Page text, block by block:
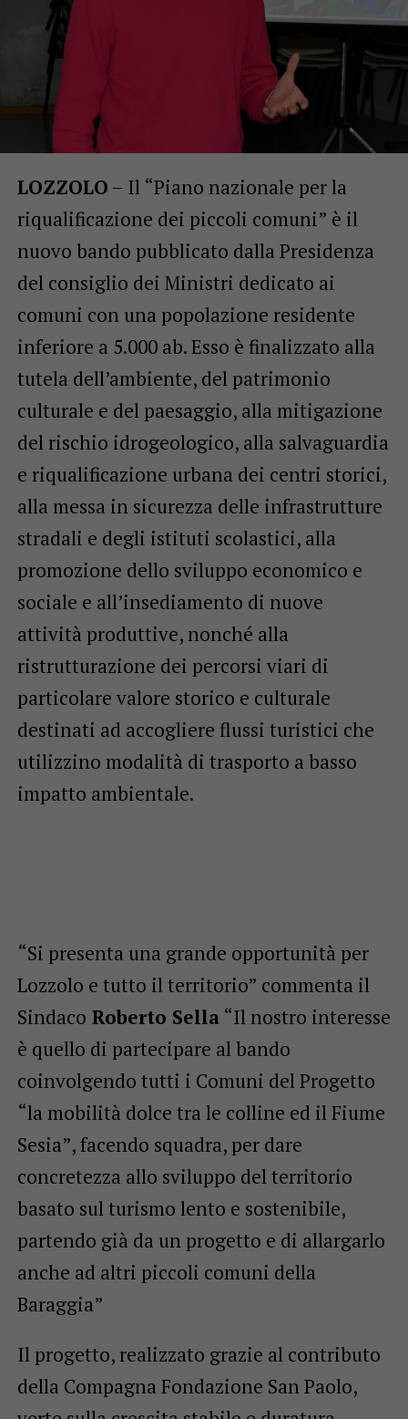
LOZZOLO – Il “Piano nazionale per la
riqualificazione dei piccoli comuni” è il
nuovo bando pubblicato dalla Presidenza
del consiglio dei Ministri dedicato ai
comuni con una popolazione residente
inferiore a 5.000 ab. Esso è finalizzato alla
tutela dell’ambiente, del patrimonio
culturale e del paesaggio, alla mitigazione
del rischio idrogeologico, alla salvaguardia
e riqualificazione urbana dei centri storici,
alla messa in sicurezza delle infrastrutture
stradali e degli istituti scolastici, alla
promozione dello sviluppo economico e
sociale e all’insediamento di nuove
attività produttive, nonché alla
ristrutturazione dei percorsi viari di
particolare valore storico e culturale
destinati ad accogliere flussi turistici che
utilizzino modalità di trasporto a basso
impatto ambientale.
“Si presenta una grande opportunità per
Lozzolo e tutto il territorio” commenta il
Sindaco Roberto Sella“Il nostro interesse
è quello di partecipare al bando
coinvolgendo tutti i Comuni del Progetto
“la mobilità dolce tra le colline ed il Fiume
Sesia”, facendo squadra, per dare
concretezza allo sviluppo del territorio
basato sul turismo lento e sostenibile,
partendo già da un progetto e di allargarlo
anche ad altri piccoli comuni della
Baraggia”
Il progetto, realizzato grazie al contributo
della Compagna Fondazione San Paolo,